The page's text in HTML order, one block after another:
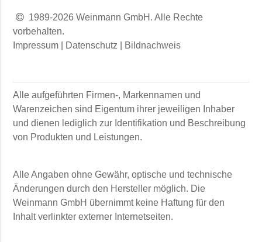
1989-2026 Weinmann GmbH. Alle Rechte
vorbehalten.
Impressum
Datenschutz Bildnachweis
Alle aufgeführten Firmen-, Markennamen und
Warenzeichen sind Eigentum ihrer jeweiligen Inhaber
und dienen lediglich zur Identifikation und Beschreibung
von Produkten und Leistungen.
Alle Angaben ohne Gewähr, optische und technische
Änderungen durch den Hersteller möglich. Die
Weinmann GmbH übernimmt keine Haftung für den
Inhalt verlinkter externer Internetseiten.